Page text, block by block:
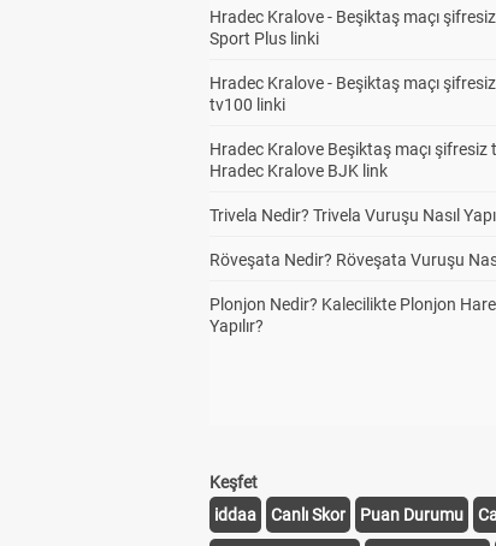
Hradec Kralove - Beşiktaş maçı şifresiz
Sport Plus linki
Hradec Kralove - Beşiktaş maçı şifresiz
tv100 linki
Hradec Kralove Beşiktaş maçı şifresiz
Hradec Kralove BJK link
Trivela Nedir? Trivela Vuruşu Nasıl
Röveşata Nedir? Röveşata Vuruşu
Plonjon Nedir? Kalecilikte Plonjon
Yapılır?
Keşfet
iddaa
Canlı Skor Puan Durumu